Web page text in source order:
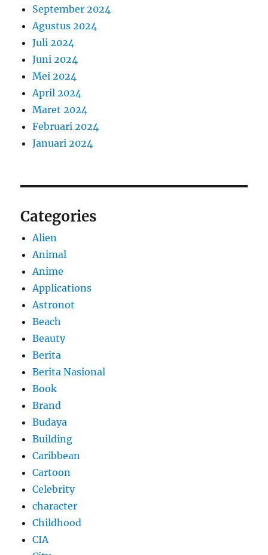
September 2024
Agustus 2024
Juli 2024
Juni 2024
Mei 2024
April 2024
Maret 2024
Februari 2024
Januari 2024
Categories
Alien
Animal
Anime
Applications
Astronot
Beach
Beauty
Berita
Berita Nasional
Book
Brand
Budaya
Building
Caribbean
Cartoon
Celebrity
character
Childhood
CIA